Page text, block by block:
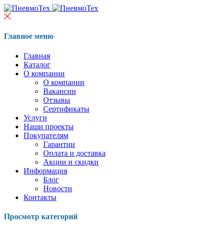
Главное меню
Главная
Каталог
О компании
О компании
Вакансии
Отзывы
Сертификаты
Услуги
Наши проекты
Покупателям
Гарантии
Оплата и доставка
Акции и скидки
Информация
Блог
Новости
Контакты
Просмотр категорий